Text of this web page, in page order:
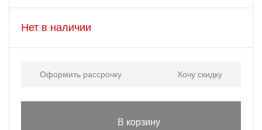
Нет в наличии
Оформить рассрочку Хочу скидку
В корзину